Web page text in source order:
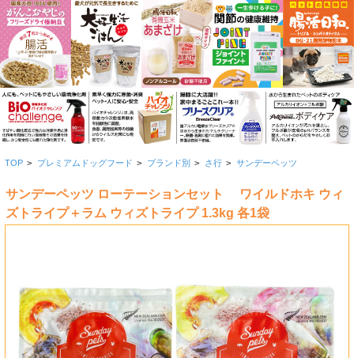
TOP > プレミアムドッグフード > ブランド別 > さ行 > サンデーペッツ
サンデーペッツ ローテーションセット ワイルドホキ ウィ
ズトライプ＋ラム ウィズトライプ 1.3kg 各1袋